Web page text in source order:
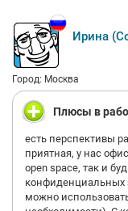
Ирина
Город: Москва
Плюсы в
есть перспективы
приятная, у нас
open space, так и
конфиденциальных
можно